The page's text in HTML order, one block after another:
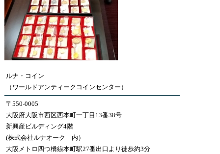
ルナ・コイン
（ワールドアンティークコインセンター）
〒550-0005
大阪府大阪市西区西本町一丁目13番38号
新興産ビルディング4階
(株式会社ルナオーク 内）
大阪メトロ四つ橋線本町駅27番出口より徒歩約3分